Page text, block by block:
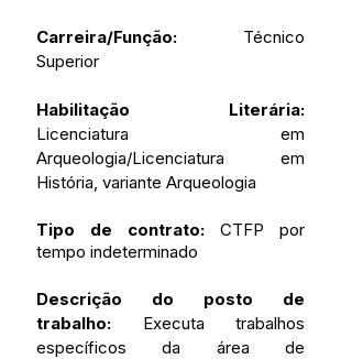
Carreira/Função: Técnico
Superior
Habilitação Literária:
Licenciatura em
Arqueologia/Licenciatura em
História, variante Arqueologia
Tipo de contrato: CTFP por
tempo indeterminado
Descrição do posto de
trabalho: Executa trabalhos
específicos da área de